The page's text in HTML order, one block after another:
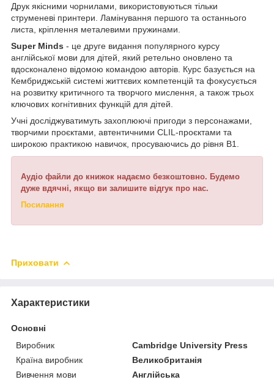
Друк якісними чорнилами, використовуються тільки
струменеві принтери. Ламінування першого та останнього
листа, кріплення металевими пружинами.
Super Minds - це друге видання популярного курсу
англійської мови для дітей, який ретельно оновлено та
вдосконалено відомою командою авторів. Курс базується на
Кембриджській системі життєвих компетенцій та фокусується
на розвитку критичного та творчого мислення, а також трьох
ключових когнітивних функцій для дітей.
Учні досліджуватимуть захоплюючі пригоди з персонажами,
творчими проєктами, автентичними CLIL-проєктами та
широкою практикою навичок, просуваючись до рівня B1.
Аудіо файли до книжок надаємо безкоштовно. Будемо
дуже вдячні, якщо ви залишите відгук про нас.
Посилання
Приховати
Характеристики
Основні
Виробник
Cambridge University Press
Країна виробник
Великобританія
Вивчення мови
Англійська